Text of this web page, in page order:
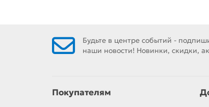
Будьте в центре событий -
наши новости! Новинки, скидки,
Покупателям